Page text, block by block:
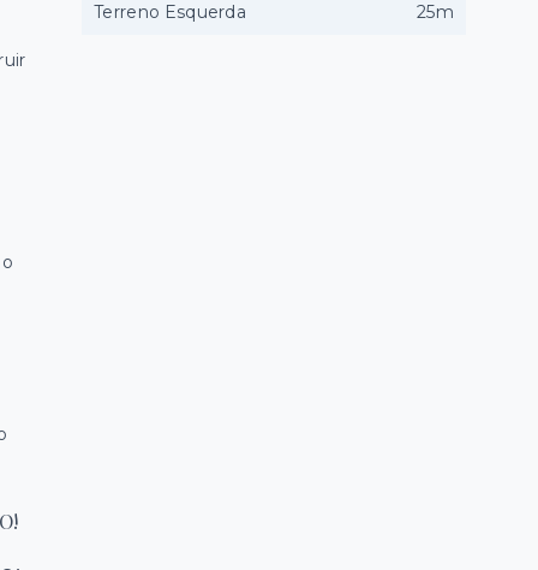
Terreno Esquerda 25m